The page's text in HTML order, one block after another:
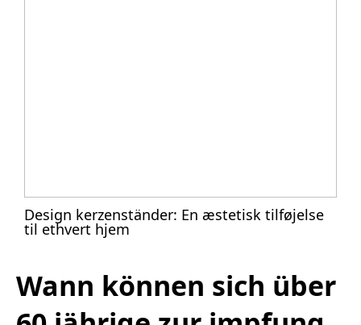
Design kerzenständer: En æstetisk tilføjelse
til ethvert hjem
Wann können sich über